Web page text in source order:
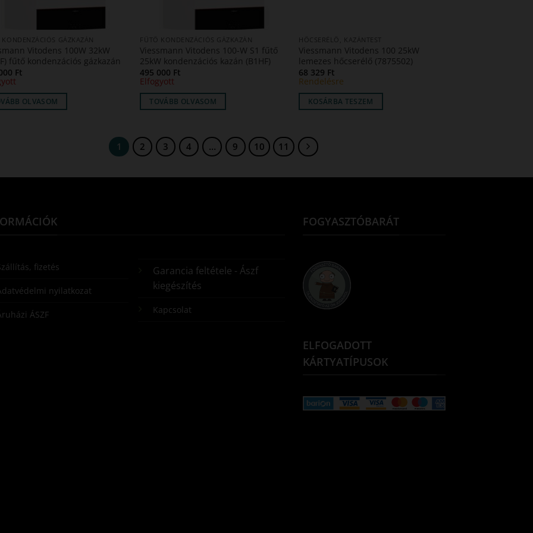
GÁZKAZÁN
Vitodens 100W 32kW
fűtő kondenzációs gázkazán
Ft
OLVASOM
FŰTŐ KONDENZÁCIÓS GÁZKAZÁN
Viessmann Vitodens 100-W S1 fűtő
25kW kondenzációs kazán (B1HF)
495 000 Ft
Elfogyott
TOVÁBB OLVASOM
HŐCSERÉLŐ, KAZÁNTEST
Viessmann Vitodens 100 25kW
lemezes hőcserélő (7875502)
68 329 Ft
Rendelésre
KOSÁRBA TESZEM
1 2 3 4 … 9 10 11
fizetés
nyilatkozat
ÁSZF
Garancia feltétele - Ászf
kiegészítés
Kapcsolat
FOGYASZTÓBARÁT
ELFOGADOTT
KÁRTYATÍPUSOK